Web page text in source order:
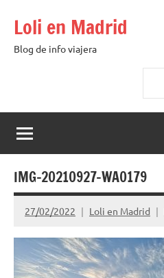
contenido
Loli en Madrid
Blog de info viajera
IMG-20210927-WA0179
27/02/2022 Loli en Madrid